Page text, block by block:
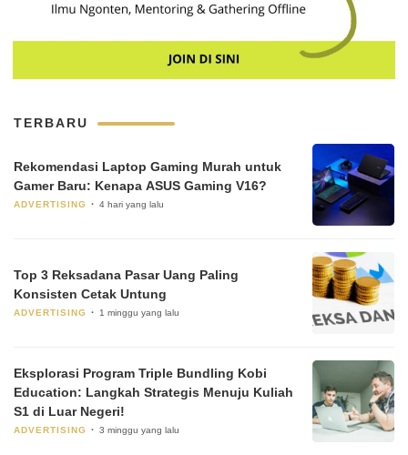
TERBARU
Rekomendasi Laptop Gaming Murah untuk
Gamer Baru: Kenapa ASUS Gaming V16?
ADVERTISING 4 hari yang lalu
Top 3 Reksadana Pasar Uang Paling
Konsisten Cetak Untung
ADVERTISING 1 minggu yang lalu
Eksplorasi Program Triple Bundling Kobi
Education: Langkah Strategis Menuju Kuliah
S1 di Luar Negeri!
ADVERTISING 3 minggu yang lalu